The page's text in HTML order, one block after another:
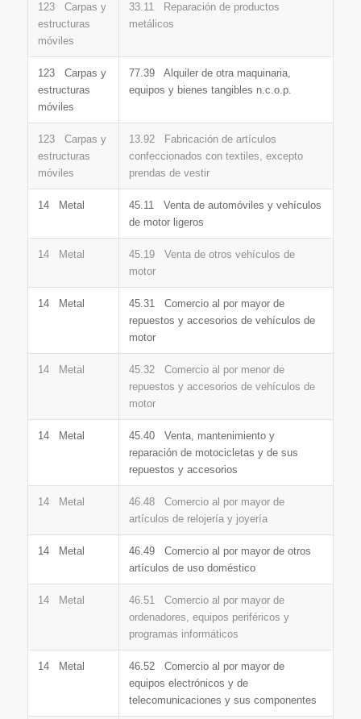
123 Carpas y
estructuras
móviles
33.11 Reparación de productos
metálicos
123 Carpas y
estructuras
móviles
77.39 Alquiler de otra maquinaria,
equipos y bienes tangibles n.c.o.p.
123 Carpas y
estructuras
móviles
13.92 Fabricación de artículos
confeccionados con textiles, excepto
prendas de vestir
14 Metal
45.11 Venta de automóviles y vehículos
de motor ligeros
14 Metal
45.19 Venta de otros vehículos de
motor
14 Metal
45.31 Comercio al por mayor de
repuestos y accesorios de vehículos de
motor
14 Metal
45.32 Comercio al por menor de
repuestos y accesorios de vehículos de
motor
14 Metal
45.40 Venta, mantenimiento y
reparación de motocicletas y de sus
repuestos y accesorios
14 Metal
46.48 Comercio al por mayor de
artículos de relojería y joyería
14 Metal
46.49 Comercio al por mayor de otros
artículos de uso doméstico
14 Metal
46.51 Comercio al por mayor de
ordenadores, equipos periféricos y
programas informáticos
14 Metal
46.52 Comercio al por mayor de
equipos electrónicos y de
telecomunicaciones y sus componentes